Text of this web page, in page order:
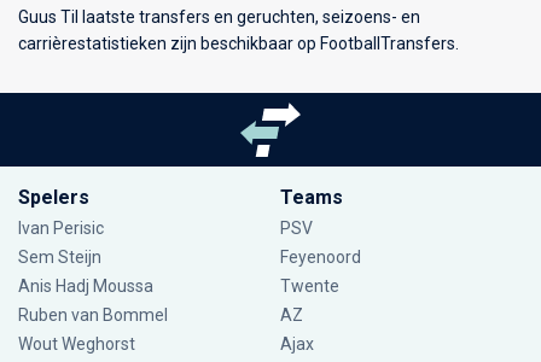
Guus Til laatste transfers en geruchten, seizoens- en
carrièrestatistieken zijn beschikbaar op FootballTransfers.
Spelers
Ivan Perisic
Sem Steijn
Anis Hadj Moussa
Ruben van Bommel
Wout Weghorst
Teams
PSV
Feyenoord
Twente
AZ
Ajax